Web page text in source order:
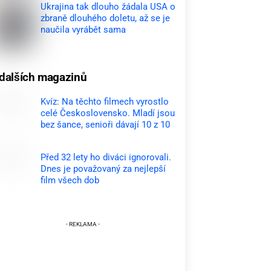
Ukrajina tak dlouho žádala USA o
zbraně dlouhého doletu, až se je
naučila vyrábět sama
magazinů
Kvíz: Na těchto filmech vyrostlo
celé Československo. Mladí jsou
bez šance, senioři dávají 10 z 10
Před 32 lety ho diváci ignorovali.
Dnes je považovaný za nejlepší
film všech dob